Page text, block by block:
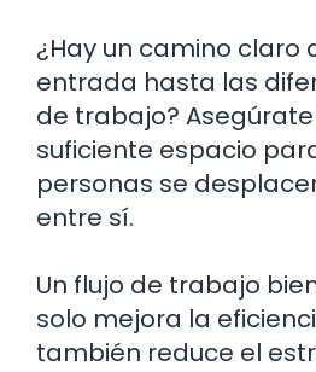
¿Hay un camino claro
entrada hasta las
de trabajo?
suficiente espacio
personas se
entre sí.
Un flujo de trabajo
solo mejora la
también reduce el